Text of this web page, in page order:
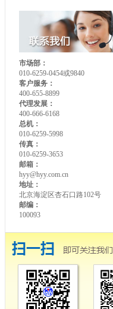
市场部：
010-6259-0454或9840
客户服务：
400-655-8899
代理发展：
400-666-6168
总机：
010-6259-5998
传真：
010-6259-3653
邮箱：
hyy@hyy.com.cn
地址：
北京海淀区杏石口路102号
邮编：
100093